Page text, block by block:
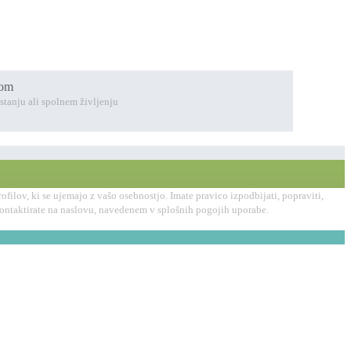
ali spolnem življenju
ki se ujemajo z vašo osebnostjo. Imate pravico izpodbijati, popraviti,
na naslovu, navedenem v splošnih pogojih uporabe.